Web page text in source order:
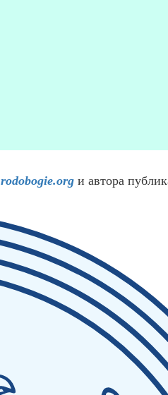
rodobogie.org и автора